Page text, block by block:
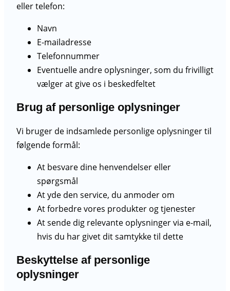
eller telefon:
Navn
E-mailadresse
Telefonnummer
Eventuelle andre oplysninger, som du frivilligt
vælger at give os i beskedfeltet
Brug af personlige oplysninger
Vi bruger de indsamlede personlige oplysninger til
følgende formål:
At besvare dine henvendelser eller
spørgsmål
At yde den service, du anmoder om
At forbedre vores produkter og tjenester
At sende dig relevante oplysninger via e-mail,
hvis du har givet dit samtykke til dette
Beskyttelse af personlige
oplysninger